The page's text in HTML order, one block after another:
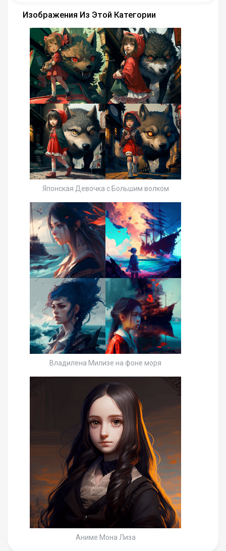
Изображения Из Этой Категории
Японская Девочка с Большим волком
Владилена Милизе на фоне моря
Аниме Мона Лиза